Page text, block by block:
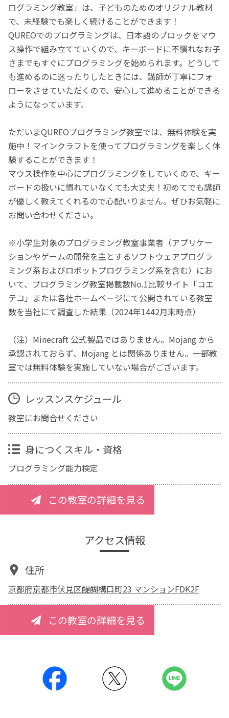
ログラミング教室」は、子どものためのオリジナル教材
で、未経験でも楽しく続けることができます！
QUREOでのプログラミングは、日本語のブロックをマウ
ス操作で組み立てていくので、キーボードに不慣れなお子
さまでもすぐにプログラミングを始められます。どうして
も進めるのに迷ったりしたときには、講師が丁寧にフォ
ローをさせていただくので、安心して進めることができる
ようになっています。
ただいまQUREOプログラミング教室では、無料体験を実
施中！マインクラフトを使ってプログラミングを楽しく体
験することができます！
マウス操作を中心にプログラミングをしていくので、キー
ボードの扱いに慣れていなくても大丈夫！初めてでも講師
が優しく教えてくれるので心配いりません。ぜひお気軽に
お問い合わせください。
※小学生対象のプログラミング教室事業者（アプリケー
ションやゲームの開発を主とするソフトウェアプログラ
ミング系およびロボットプログラミング系を含む）にお
いて、プログラミング教室掲載数No.1比較サイト「コエ
テコ」または各社ホームページにて公開されている教室
数を当社にて調査した結果（2024年1442月末時点）
（注）Minecraft 公式製品ではありません。Mojang から
承認されておらず、Mojang とは関係ありません。一部教
室では無料体験を実施していない場合がございます。
レッスンスケジュール
教室にお問合せください
身につくスキル・資格
プログラミング能力検定
この教室の詳細を見る
アクセス情報
住所
京都府京都市伏見区醍醐構口町23 マンションFDK2F
この教室の詳細を見る